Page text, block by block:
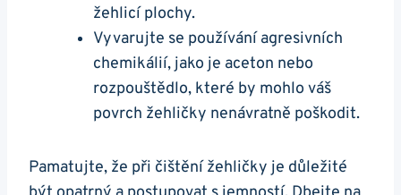
žehlicí plochy.
Vyvarujte se používání agresivních
chemikálií,‌ jako‌ je aceton nebo
⁢rozpouštědlo, které ‌by mohlo váš‍
povrch žehličky nenávratně poškodit.
Pamatujte, že při čištění žehličky ‌je důležité